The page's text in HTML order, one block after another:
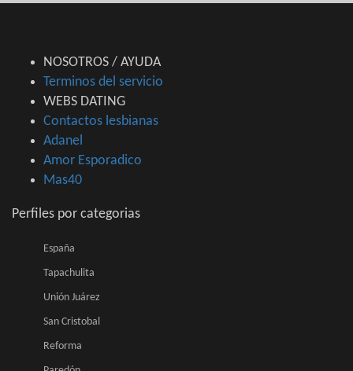
NOSOTROS / AYUDA
Terminos del servicio
WEBS DATING
Contactos lesbianas
Adanel
Amor Esporadico
Mas40
Perfiles por categorias
España
Tapachulita
Unión Juárez
San Cristobal
Reforma